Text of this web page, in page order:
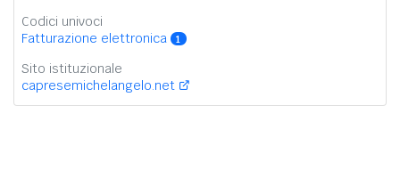
Codici univoci
Fatturazione elettronica
1
Sito istituzionale
capresemichelangelo.net